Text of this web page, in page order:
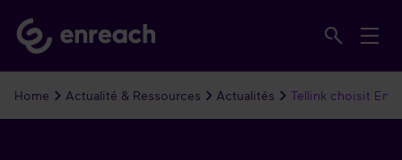
Home Actualité & Ressources Actualités Tellink choisit